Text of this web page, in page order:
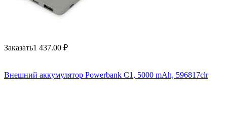
Заказать1 437.00 ₽
Внешний аккумулятор Powerbank C1, 5000 mAh, 596817clr